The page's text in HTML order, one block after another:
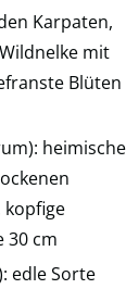
Karpaten,
mit
Blüten
heimische
kopfige
30 cm
edle Sorte